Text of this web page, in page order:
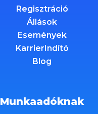
Regisztráció
Állások
Események
KarrierIndító
Blog
Munkaadóknak